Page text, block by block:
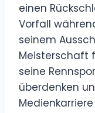
einen
Vorfall
seinem
Meisterschaft
seine
überdenken